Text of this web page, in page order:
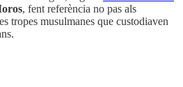
, fent referència no pas als
tropes musulmanes que custodiaven